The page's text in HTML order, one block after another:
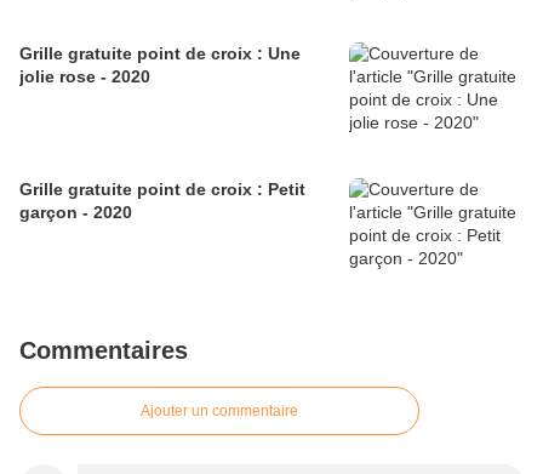
Grille gratuite point de croix : Une
jolie rose - 2020
Grille gratuite point de croix : Petit
garçon - 2020
Commentaires
Ajouter un commentaire